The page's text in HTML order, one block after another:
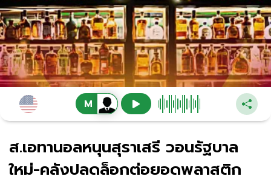
ส.เอทานอลหนุนสุราเสรี วอนรัฐบาล
ใหม่-คลังปลดล็อกต่อยอดพลาสติก